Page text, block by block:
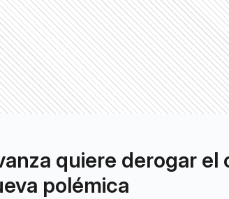
quiere derogar
polémica